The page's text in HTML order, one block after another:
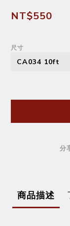
NT$550
尺寸
分
商品描述